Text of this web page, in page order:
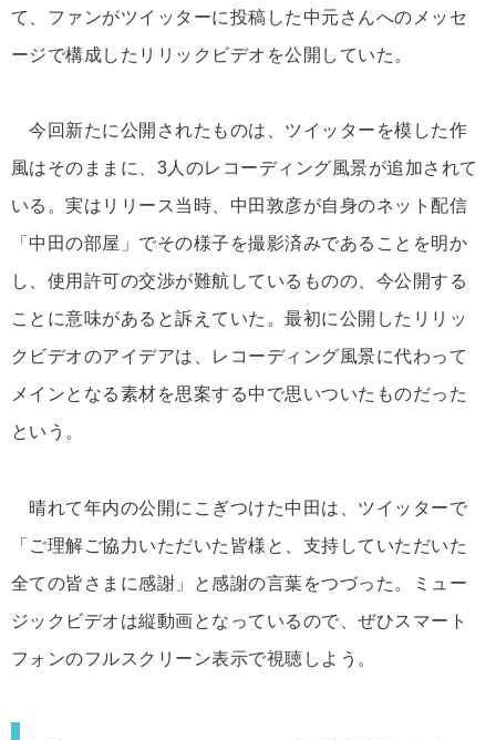
て、ファンがツイッターに投稿した中元さんへのメッセ
ージで構成したリリックビデオを公開していた。
今回新たに公開されたものは、ツイッターを模した作
風はそのままに、3人のレコーディング風景が追加されて
いる。実はリリース当時、中田敦彦が自身のネット配信
「中田の部屋」でその様子を撮影済みであることを明か
し、使用許可の交渉が難航しているものの、今公開する
ことに意味があると訴えていた。最初に公開したリリッ
クビデオのアイデアは、レコーディング風景に代わって
メインとなる素材を思案する中で思いついたものだった
という。
晴れて年内の公開にこぎつけた中田は、ツイッターで
「ご理解ご協力いただいた皆様と、支持していただいた
全ての皆さまに感謝」と感謝の言葉をつづった。ミュー
ジックビデオは縦動画となっているので、ぜひスマート
フォンのフルスクリーン表示で視聴しよう。